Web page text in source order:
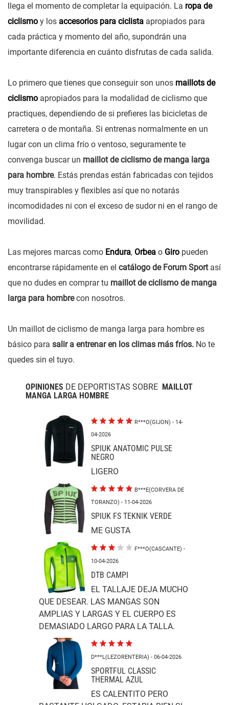
llega el momento de completar la equipación. La ropa de
ciclismo y los accesorios para ciclista apropiados para
cada práctica y momento del año, supondrán una
importante diferencia en cuánto disfrutas de cada salida.
Lo primero que tienes que conseguir son unos maillots de
ciclismo apropiados para la modalidad de ciclismo que
practiques, dependiendo de si prefieres las bicicletas de
carretera o de montaña. Si entrenas normalmente en un
lugar con un clima frío o ventoso, seguramente te
convenga buscar un maillot de ciclismo de manga larga
para hombre. Estás prendas están fabricadas con tejidos
muy transpirables y flexibles así que no notarás
incomodidades ni con el exceso de sudor ni en el rango de
movilidad.
Las mejores marcas como Endura, Orbea o Giro pueden
encontrarse rápidamente en el catálogo de Forum Sportasí
que no dudes en comprar tu maillot de ciclismo de manga
larga para hombrecon nosotros.
Un maillot de ciclismo de manga larga para hombre es
básico para salir a entrenar en los climas más fríos. No te
quedes sin el tuyo.
OPINIONES DE DEPORTISTAS SOBRE MAILLOT
MANGA LARGA HOMBRE
R***O(GIJON) - 14-
04-2026
SPIUK ANATOMIC PULSE
NEGRO
LIGERO
B***E(CORVERA DE
TORANZO) - 11-04-2026
SPIUK FS TEKNIK VERDE
ME GUSTA
F***O(CASCANTE) -
10-04-2026
DTB CAMPI
EL TALLAJE DEJA MUCHO
QUE DESEAR. LAS MANGAS SON
AMPLIAS Y LARGAS Y EL CUERPO ES
DEMASIADO LARGO PARA LA TALLA.
D***L(LEZORENTERIA) - 06-04-2026
SPORTFUL CLASSIC
THERMAL AZUL
ES CALENTITO PERO